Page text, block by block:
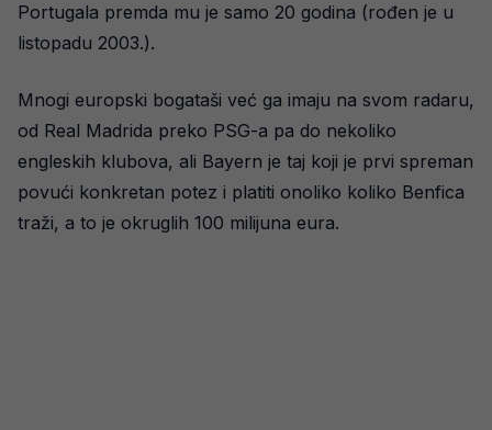
Portugala premda mu je samo 20 godina (rođen je u
listopadu 2003.).
Mnogi europski bogataši već ga imaju na svom radaru,
od Real Madrida preko PSG-a pa do nekoliko
engleskih klubova, ali Bayern je taj koji je prvi spreman
povući konkretan potez i platiti onoliko koliko Benfica
traži, a to je okruglih 100 milijuna eura.